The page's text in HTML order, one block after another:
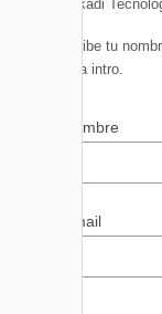
Euskadi
Escribe tu
pulsa intro.
Nombre
Email